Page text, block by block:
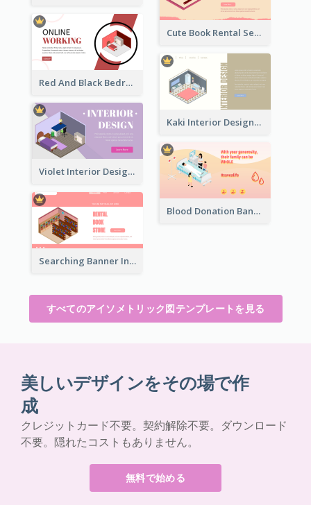
Cute Book Rental Service Landing Site
Red And Black Bedroom Cool Web Banner
Kaki Interior Designer Landing Page With Isometric Diagram
Violet Interior Design Banner With Isometric Diagram
Blood Donation Banner With Isometric Diagram
Searching Banner In Book Store Website
すべてのアイソメトリック図テンプレートを見る
美しいデザインをその場で作
成
クレジットカード不要。契約解除不要。ダウンロード
不要。隠れたコストもありません。
無料で始める